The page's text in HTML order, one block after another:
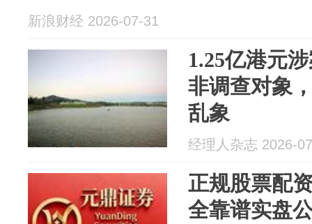
新浪财经 2026-07-31
1.25亿港元
非调查对象
乱象
经理人杂志 2026-
正规股票配
全靠谱实盘